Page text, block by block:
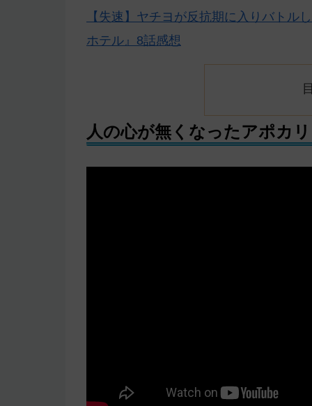
【失速】ヤチヨが反抗期に入りバトル
ホテル』8話感想
人の心が無くなったアポカ